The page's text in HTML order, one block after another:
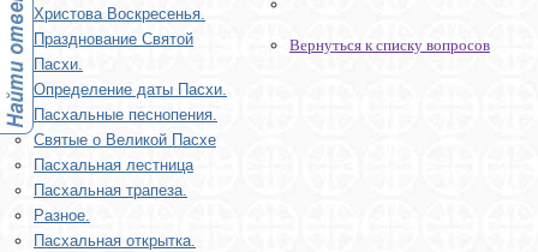
Христова Воскресенья.
Празднование Святой
Пасхи.
Определение даты Пасхи.
Пасхальные песнопения.
Святые о Великой Пасхе
Пасхальная лестница
Пасхальная трапеза.
Разное.
Пасхальная открытка.
Вернуться к списку вопросов